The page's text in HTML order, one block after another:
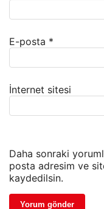
E-posta *
İnternet sitesi
Daha sonraki
posta adresim ve
kaydedilsin.